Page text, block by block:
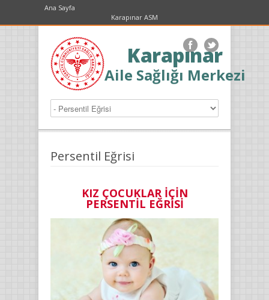
Ana Sayfa
Karapınar ASM
Karapınar
Aile Sağlığı Merkezi
Persentil Eğrisi
KIZ ÇOCUKLAR İÇİN
PERSENTİL EĞRİSİ